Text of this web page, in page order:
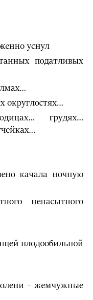
уснул
податливых
округлостях…
грудях…
качала ночную
ненасытного
плодообильной
– жемчужные